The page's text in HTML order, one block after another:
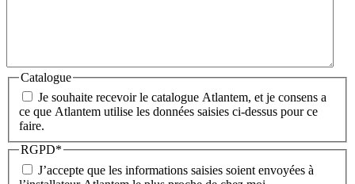
Catalogue
Je souhaite recevoir le catalogue Atlantem, et je consens a
ce que Atlantem utilise les données saisies ci-dessus pour ce
faire.
RGPD*
J’accepte que les informations saisies soient envoyées à